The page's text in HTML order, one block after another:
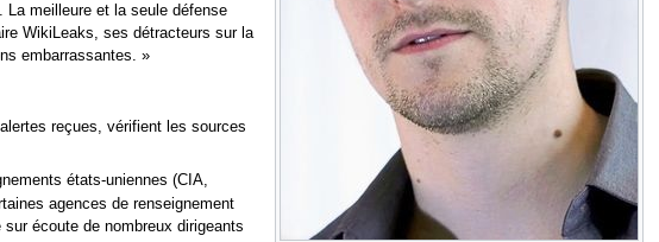
meilleure et la seule défense
WikiLeaks, ses détracteurs sur la
embarrassantes. »
reçues, vérifient les sources
états-uniennes (CIA,
agences de renseignement
écoute de nombreux dirigeants